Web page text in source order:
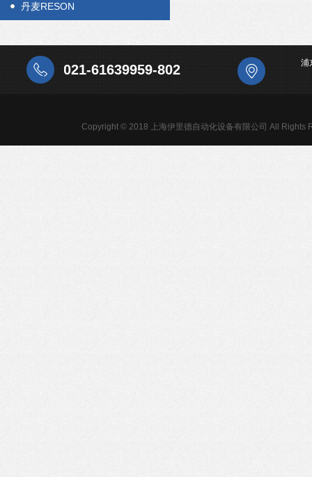
丹麦RESON
021-61639959-802 浦
Copyright © 2018 上海伊里德自动化设备有限公司 All Rights